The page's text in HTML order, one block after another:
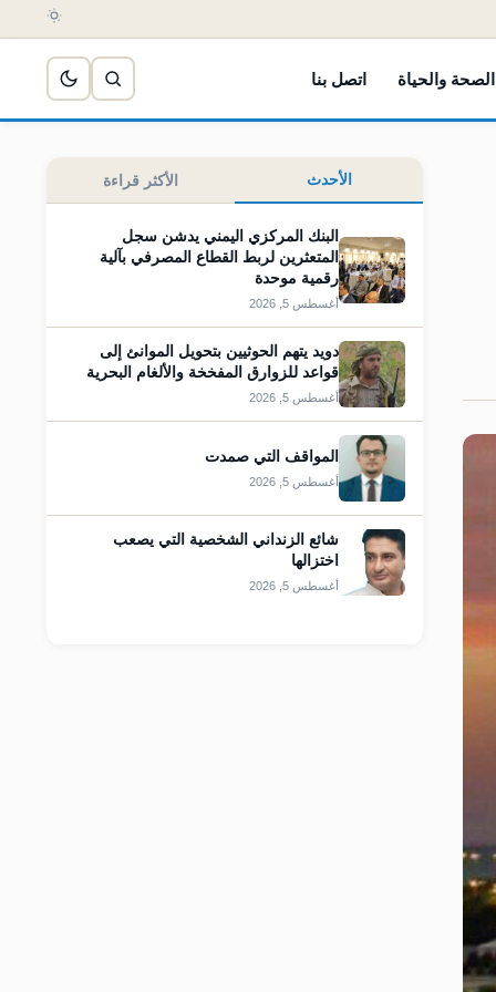
الصحة والحياة اتصل بنا
الأحدث الأكثر قراءة
البنك المركزي اليمني يدشن سجل
المتعثرين لربط القطاع المصرفي بآلية
رقمية موحدة
أغسطس 5, 2026
دويد يتهم الحوثيين بتحويل الموانئ إلى
قواعد للزوارق المفخخة والألغام البحرية
أغسطس 5, 2026
المواقف التي صمدت
أغسطس 5, 2026
شائع الزنداني الشخصية التي يصعب
اختزالها
أغسطس 5, 2026